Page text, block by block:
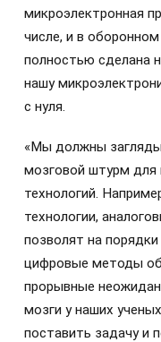
микроэлектронная
числе, и в
полностью сделана
нашу
с нуля.
«Мы должны
мозговой штурм для
технологий.
технологии,
позволят на
цифровые методы
прорывные
мозги у наших
поставить задачу и